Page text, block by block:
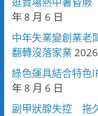
年 8 月 6 日
中年失業變創業
翻轉沒落家業
綠色運具結合特
年 8 月 6 日
副甲狀腺失控 拖